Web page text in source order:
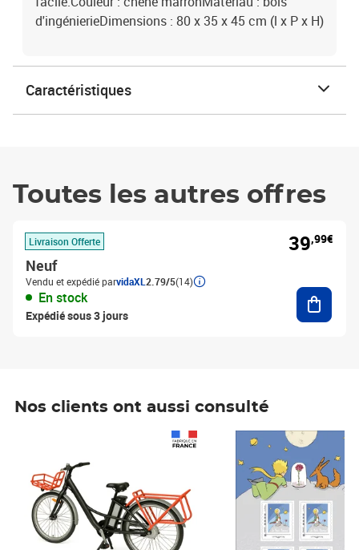
d'ingénierieDimensions : 80 x 35 x 45 cm (l x P x H)
Caractéristiques
Toutes les autres offres
Livraison Offerte
Neuf
Vendu et expédié parvidaXL 2.79/5(14)
En stock
Expédié sous 3 jours
39,99€
Nos clients ont aussi consulté
Prix 7,50€